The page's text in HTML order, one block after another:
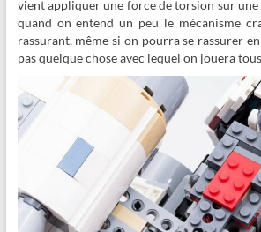
vient appliquer une force de torsion sur
quand on entend un peu le mécanisme
rassurant, même si on pourra se rassurer en
pas quelque chose avec lequel on jouera